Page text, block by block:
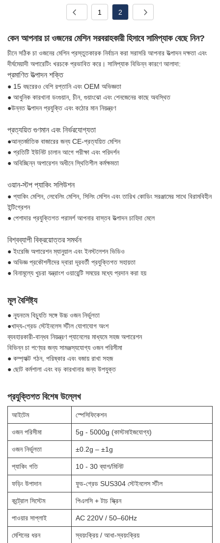
1 2
কেন আপনার চা ওজনের মেশিন সরবরাহকারী হিসাবে সামিপ্যাক বেছে নিন?
চীনে সঠিক চা ওজনের মেশিন প্রস্তুতকারক নির্বাচন করা সরাসরি আপনার উত্পাদন দক্ষতা এবং
দীর্ঘমেয়াদী অপারেটিং খরচকে প্রভাবিত করে। সামিপ্যাক বিভিন্ন কারণে আলাদা:
প্রমাণিত উত্পাদন শক্তি
● 15 বছরেরও বেশি রপ্তানি এবং OEM অভিজ্ঞতা
● আধুনিক কারখানা ডংগুয়ান, চীন, গুয়াংঝো এবং শেনজেনের কাছে অবস্থিত
●উন্নত উত্পাদন প্রযুক্তি এবং কঠোর মান নিয়ন্ত্রণ
প্রত্যয়িত গুণমান এবং নির্ভরযোগ্যতা
●আন্তর্জাতিক বাজারের জন্য CE-প্রত্যয়িত মেশিন
● প্রতিটি ইউনিট চালান আগে পরীক্ষা এবং পরিদর্শন
● অবিচ্ছিন্ন অপারেশন অধীনে স্থিতিশীল কর্মক্ষমতা
ওয়ান-স্টপ প্যাকিং সলিউশন
● প্যাকিং মেশিন, লেবেলিং মেশিন, সিলিং মেশিন এবং তারিখ কোডিং সরঞ্জামের সাথে বিরামবিহীন
ইন্টিগ্রেশন
● পেশাদার প্রযুক্তিগত পরামর্শ আপনার বাস্তব উত্পাদন চাহিদা মেলে
বিশ্বব্যাপী বিক্রয়োত্তর সমর্থন
● ইংরেজি অপারেশন ম্যানুয়াল এবং ইনস্টলেশন ভিডিও
● অভিজ্ঞ প্রকৌশলীদের দ্বারা দূরবর্তী প্রযুক্তিগত সহায়তা
● বিনামূল্যে খুচরা যন্ত্রাংশ ওয়ারেন্টি সময়ের মধ্যে প্রদান করা হয়
মূল বৈশিষ্ট্য
● ন্যূনতম বিচ্যুতি সঙ্গে উচ্চ ওজন নির্ভুলতা
●খাদ্য-গ্রেড স্টেইনলেস স্টীল যোগাযোগ অংশ
ব্যবহারকারী-বান্ধব নিয়ন্ত্রণ প্যানেলের মাধ্যমে সহজ অপারেশন
বিভিন্ন চা পণ্যের জন্য সামঞ্জস্যযোগ্য ওজন পরিসীমা
● কম্প্যাক্ট গঠন, পরিষ্কার এবং বজায় রাখা সহজ
● ছোট কর্মশালা এবং বড় কারখানার জন্য উপযুক্ত
প্রযুক্তিগত বিশেষ উল্লেখ
আইটেম স্পেসিফিকেশন
ওজন পরিসীমা 5g - 5000g (কাস্টমাইজযোগ্য)
ওজন নির্ভুলতা ±0.2g – ±1g
প্যাকিং গতি 10 - 30 ব্যাগ/মিনিট
ফড়িং উপাদান ফুড-গ্রেড SUS304 স্টেইনলেস স্টীল
কন্ট্রোল সিস্টেম পিএলসি + টাচ স্ক্রিন
পাওয়ার সাপ্লাই AC 220V / 50–60Hz
মেশিনের ধরন স্বয়ংক্রিয় / আধা-স্বয়ংক্রিয়